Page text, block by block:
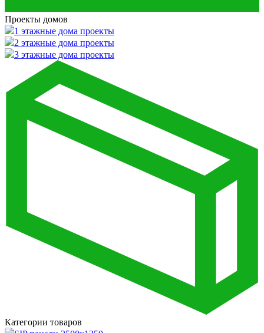
Проекты домов
1 этажные дома проекты
2 этажные дома проекты
3 этажные дома проекты
Категории товаров